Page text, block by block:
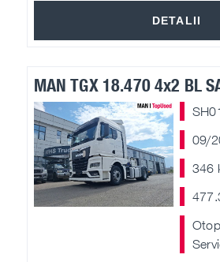
DETALII
MAN TGX 18.470 4x2 BL
09/
346